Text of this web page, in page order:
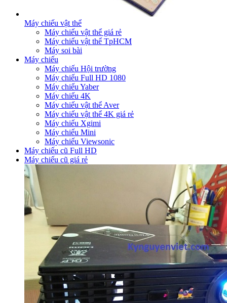
Máy chiếu vật thể
Máy chiếu vật thể giá rẻ
Máy chiếu vật thể TpHCM
Máy soi bài
Máy chiếu
Máy chiếu Hội trường
Máy chiếu Full HD 1080
Máy chiếu Yaber
Máy chiếu 4K
Máy chiếu vật thể Aver
Máy chiếu vật thể 4K giá rẻ
Máy chiếu Xgimi
Máy chiếu Mini
Máy chiếu Viewsonic
Máy chiếu cũ Full HD
Máy chiếu cũ giá rẻ